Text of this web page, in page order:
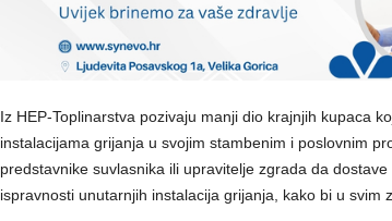
Iz HEP-Toplinarstva pozivaju manji dio krajnjih kupaca
instalacijama grijanja u svojim stambenim i poslovnim
predstavnike suvlasnika ili upravitelje zgrada da
ispravnosti unutarnjih instalacija grijanja, kako bi u svim